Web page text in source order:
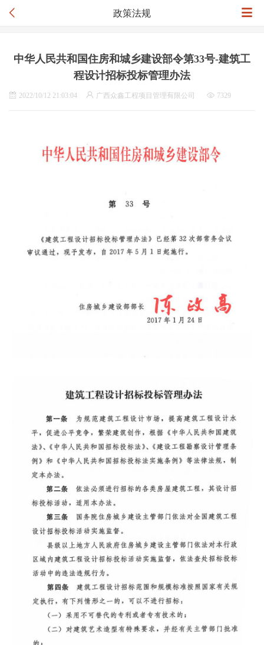
政策法规
中华人民共和国住房和城乡建设部令第33号-建筑工
程设计招标投标管理办法
2022/10/12 21:03:04 广西众鑫工程项目管理有限公司 7329